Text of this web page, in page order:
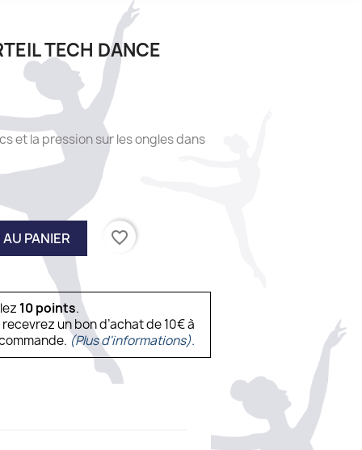
TECH DANCE
et la pression sur les ongles dans
PANIER favorite_border
10points.
un bon d’achat de 10€ à
(Plus d'informations).